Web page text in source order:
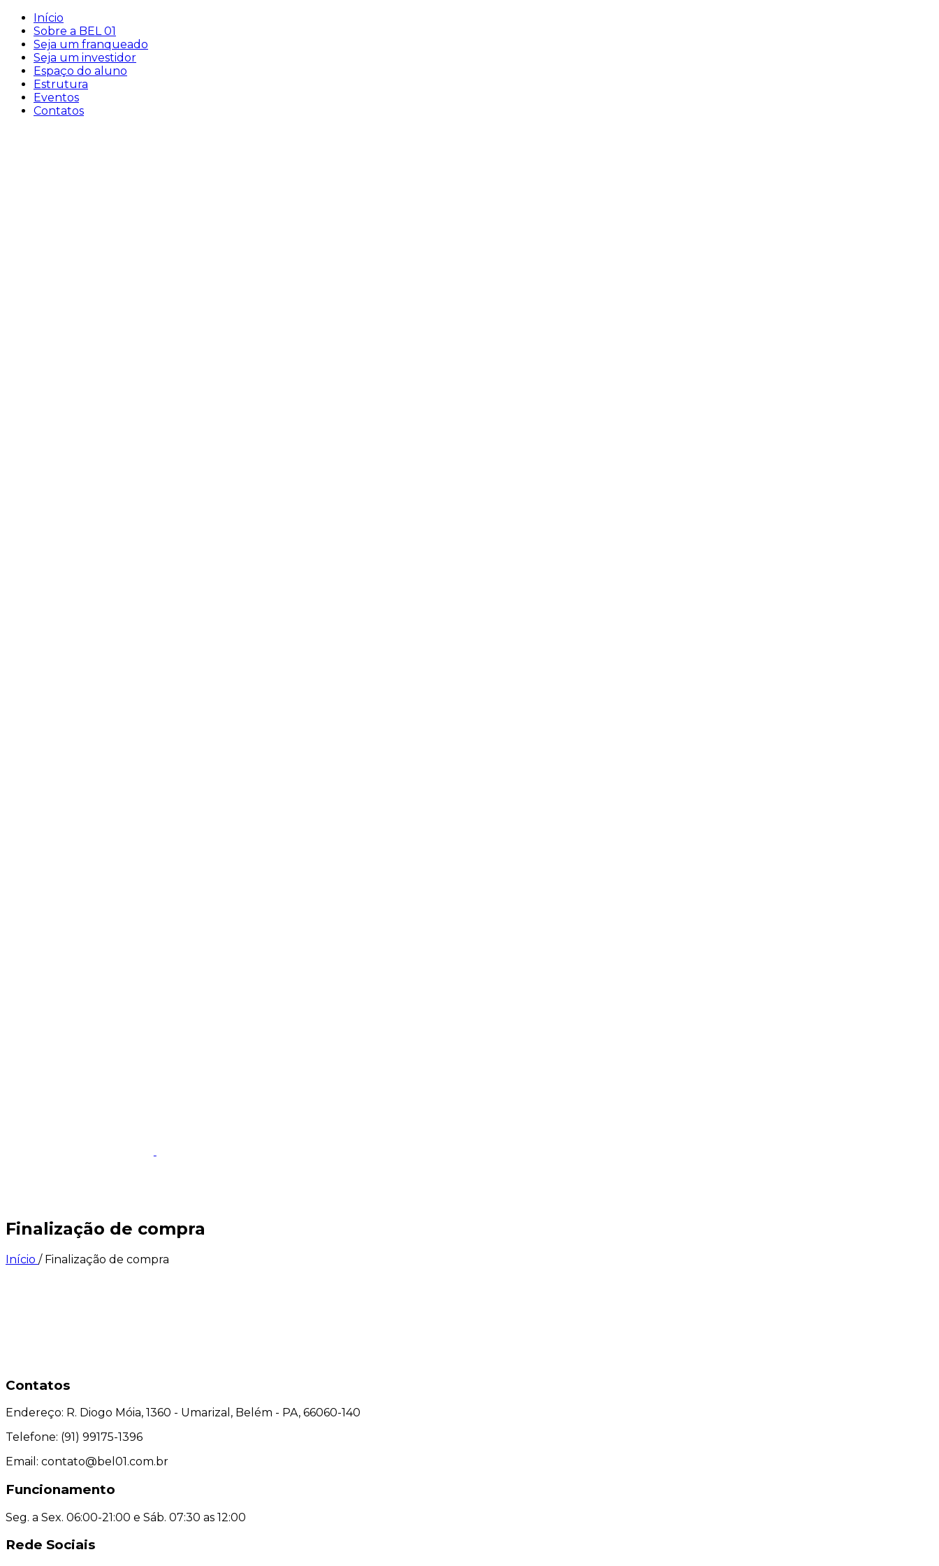
Início
Sobre a BEL 01
Seja um franqueado
Seja um investidor
Espaço do aluno
Estrutura
Eventos
Contatos
Finalização de compra
Início / Finalização de compra
Contatos
Endereço: R. Diogo Móia, 1360 - Umarizal, Belém - PA, 66060-140
Telefone: (91) 99175-1396
Email: contato@bel01.com.br
Funcionamento
Seg. a Sex. 06:00-21:00 e Sáb. 07:30 as 12:00
Rede Sociais